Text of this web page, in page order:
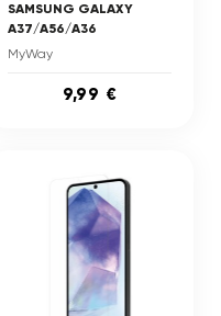
SAMSUNG GALAXY
A37/A56/A36
MyWay
9,99 €